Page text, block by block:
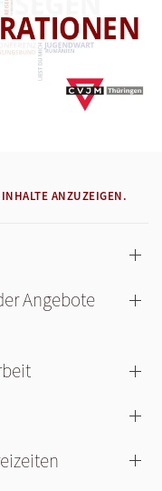
ANZUZEIGEN.
Angebote